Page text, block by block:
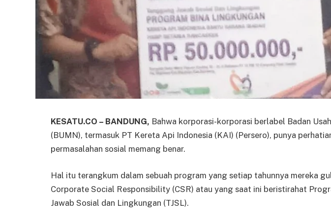
KESATU.CO – BANDUNG, Bahwa korporasi-korporasi berlabel Badan
(BUMN), termasuk PT Kereta Api Indonesia (KAI) (Persero), punya
permasalahan sosial memang benar.
Hal itu terangkum dalam sebuah program yang setiap tahunnya mereka
Corporate Social Responsibility (CSR) atau yang saat ini beristirahat
Jawab Sosial dan Lingkungan (TJSL).